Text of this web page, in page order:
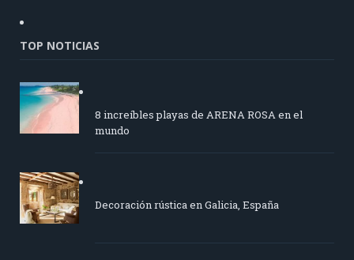
TOP NOTICIAS
8 increíbles playas de ARENA ROSA en el
mundo
Decoración rústica en Galicia, España